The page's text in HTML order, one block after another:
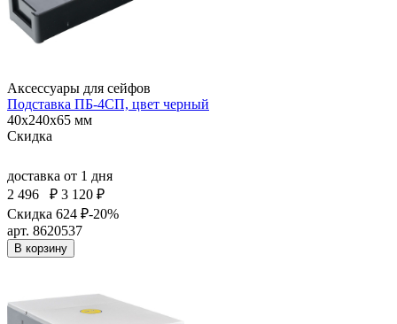
Аксессуары для сейфов
Подставка ПБ-4СП, цвет черный
40x240x65 мм
Скидка
доставка от 1 дня
2 496
₽ 3 120 ₽
Скидка 624 ₽-20%
арт. 8620537
В корзину